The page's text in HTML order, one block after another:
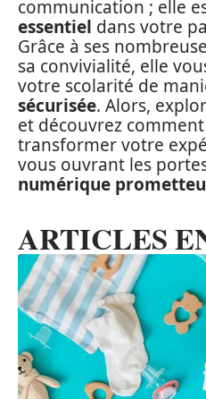
communication ; elle
essentiel dans votre
Grâce à ses
sa convivialité, elle
votre scolarité de
sécurisée. Alors,
et découvrez
transformer votre
vous ouvrant les
numérique
ARTICLES